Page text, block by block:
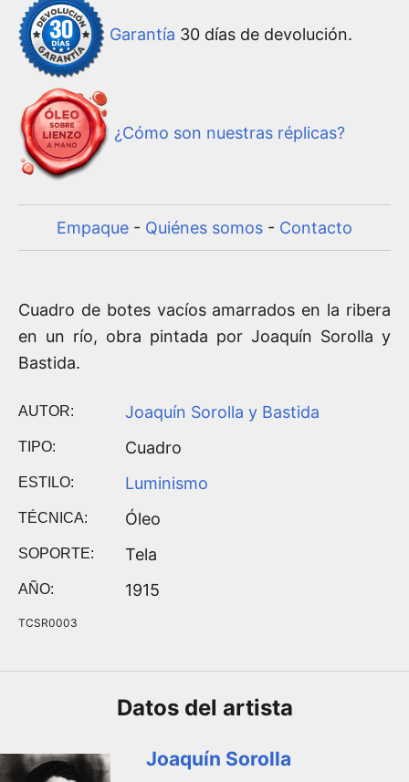
Garantía 30 días de devolución.
¿Cómo son nuestras réplicas?
Empaque - Quiénes somos - Contacto
Cuadro de botes vacíos amarrados en la ribera
en un río, obra pintada por Joaquín Sorolla y
Bastida.
AUTOR: Joaquín Sorolla y Bastida
TIPO: Cuadro
ESTILO: Luminismo
TÉCNICA: Óleo
SOPORTE: Tela
AÑO: 1915
TCSR0003
Datos del artista
Joaquín Sorolla